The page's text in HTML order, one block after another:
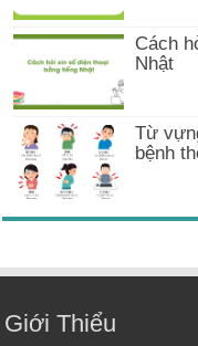
Cách
Nhật
Từ
bệnh
Giới Thiểu